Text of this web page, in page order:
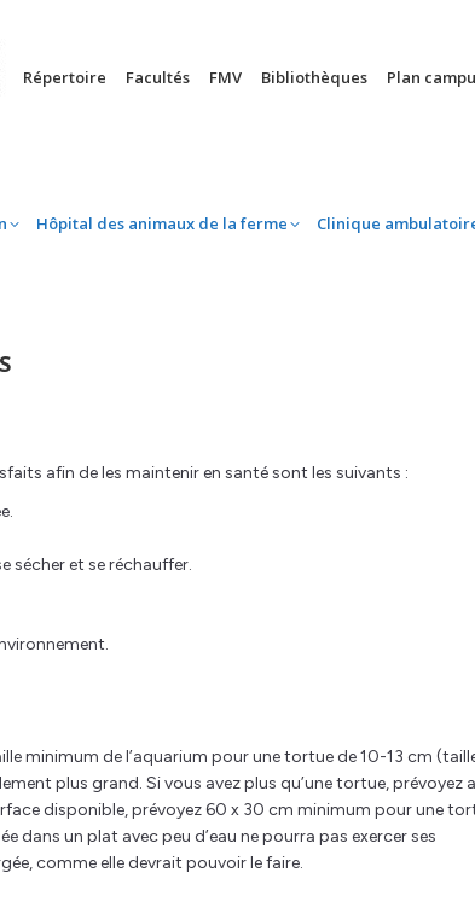
Répertoire Facultés FMV Bibliothèques Plan
Hôpital des animaux de la ferme Clinique
afin de les maintenir en santé sont les suivants :
sécher et se réchauffer.
minimum de l’aquarium pour une tortue de 10-13 cm
plus grand. Si vous avez plus qu’une tortue, prévoyez
disponible, prévoyez 60 x 30 cm minimum pour une
un plat avec peu d’eau ne pourra pas exercer ses
comme elle devrait pouvoir le faire.
équin